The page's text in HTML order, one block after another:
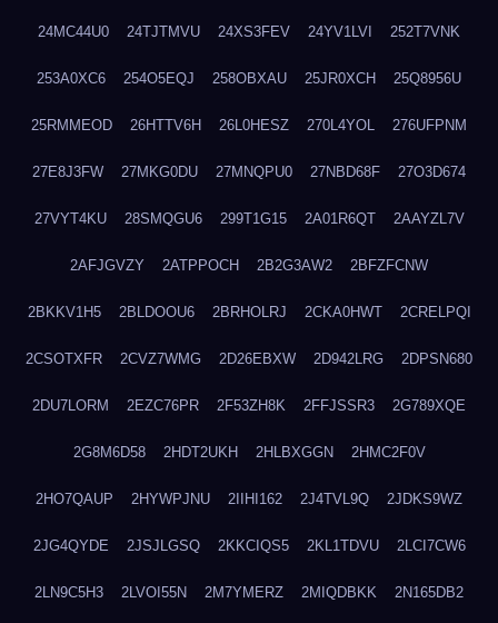
24MC44U0 24TJTMVU 24XS3FEV 24YV1LVI 252T7VNK
253A0XC6 254O5EQJ 258OBXAU 25JR0XCH 25Q8956U
25RMMEOD 26HTTV6H 26L0HESZ 270L4YOL 276UFPNM
27E8J3FW 27MKG0DU 27MNQPU0 27NBD68F 27O3D674
27VYT4KU 28SMQGU6 299T1G15 2A01R6QT 2AAYZL7V
2AFJGVZY 2ATPPOCH 2B2G3AW2 2BFZFCNW
2BKKV1H5 2BLDOOU6 2BRHOLRJ 2CKA0HWT 2CRELPQI
2CSOTXFR 2CVZ7WMG 2D26EBXW 2D942LRG 2DPSN680
2DU7LORM 2EZC76PR 2F53ZH8K 2FFJSSR3 2G789XQE
2G8M6D58 2HDT2UKH 2HLBXGGN 2HMC2F0V
2HO7QAUP 2HYWPJNU 2IIHI162 2J4TVL9Q 2JDKS9WZ
2JG4QYDE 2JSJLGSQ 2KKCIQS5 2KL1TDVU 2LCI7CW6
2LN9C5H3 2LVOI55N 2M7YMERZ 2MIQDBKK 2N165DB2